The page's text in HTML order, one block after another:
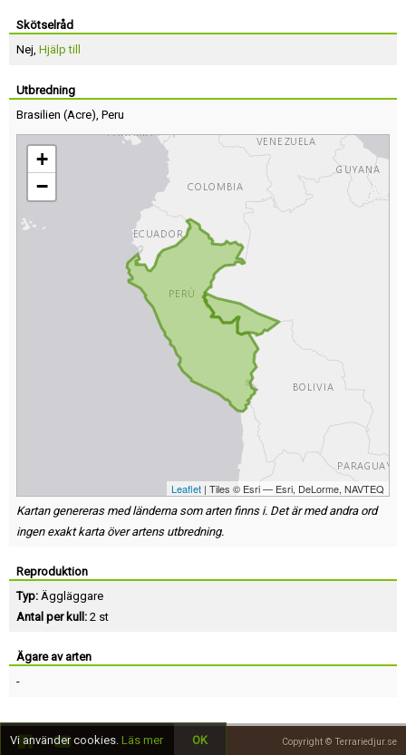
Skötselråd
Nej, Hjälp till
Utbredning
Brasilien (Acre), Peru
+
−
Leaflet | Tiles © Esri — Esri, DeLorme, NAVTEQ
Kartan genereras med länderna som arten finns i. Det är med andra ord
ingen exakt karta över artens utbredning.
Reproduktion
Typ: Äggläggare
Antal per kull: 2 st
Ägare av arten
-
Copyright © Terrariedjur.se
Vi använder cookies. Läs mer OK